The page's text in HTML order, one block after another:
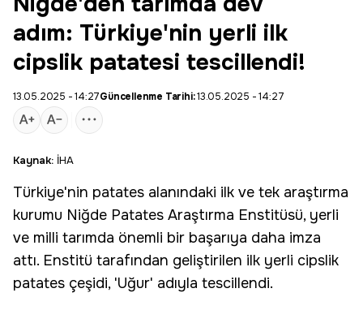
adım: Türkiye'nin yerli ilk
cipslik patatesi tescillendi!
13.05.2025 - 14:27Güncellenme Tarihi:13.05.2025 - 14:27
Kaynak: İHA
Türkiye'nin patates alanındaki ilk ve tek araştırma
kurumu Niğde Patates Araştırma Enstitüsü, yerli
ve milli tarımda önemli bir başarıya daha imza
attı. Enstitü tarafından geliştirilen ilk yerli cipslik
patates çeşidi, 'Uğur' adıyla tescillendi.